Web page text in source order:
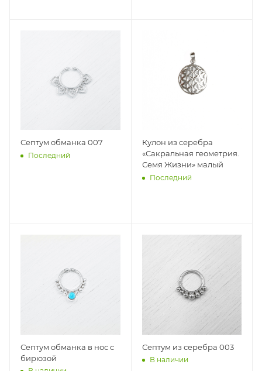
Септум обманка 007
Последний
Кулон из серебра
«Сакральная геометрия.
Семя Жизни» малый
Последний
Септум обманка в нос с
бирюзой
Септум из серебра 003
В наличии